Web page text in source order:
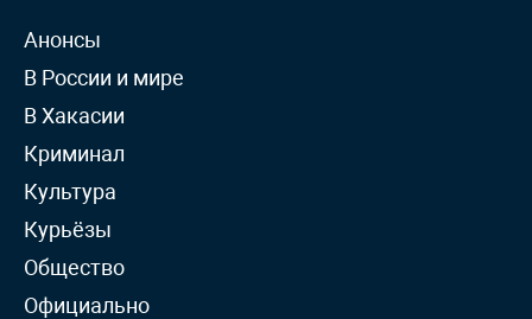
Анонсы
В России и мире
В Хакасии
Криминал
Культура
Курьёзы
Общество
Официально